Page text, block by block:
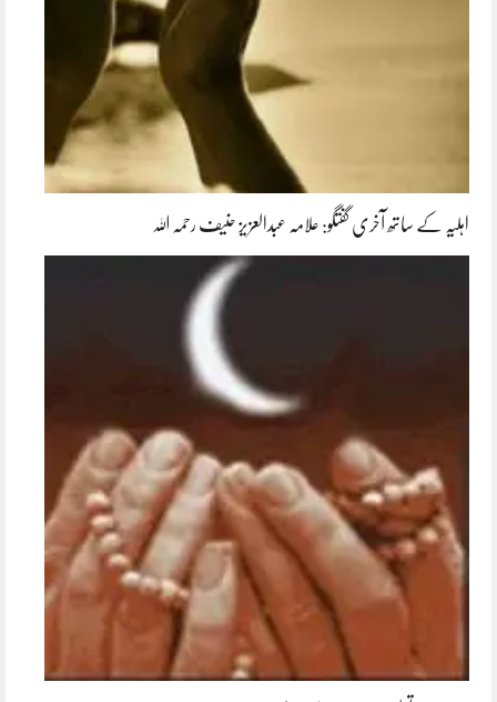
اہلیہ کے ساتھ آخری گفتگو: علامہ عبدالعزیز حنیف رحمہ اللہ